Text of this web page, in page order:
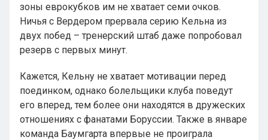
зоны еврокубков им не хватает семи очков.
Ничья с Вердером прервала серию Кельна из
двух побед – тренерский штаб даже попробовал
резерв с первых минут.
Кажется, Кельну не хватает мотивации перед
поединком, однако болельщики клуба поведут
его вперед, тем более они находятся в дружеских
отношениях с фанатами Боруссии. Также в январе
команда Баумгарта впервые не проиграла